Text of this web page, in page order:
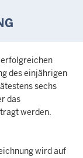
erfolgreichen
des einjährigen
sechs
das
werden.
wird auf